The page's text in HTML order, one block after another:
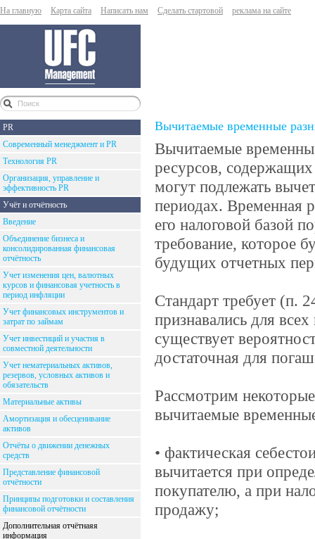
На главную Карта сайта Написать нам Сделать стартовой реклама на сайте
PR
Современный менеджмент и PR
Технология PR
Организация, управление и
эффективность PR
Учёт и отчётность
Введение
Объединение бизнеса и
консолидированная финансовая
отчётность
Учет изменения цен, валютных
курсов и финансовая учетность в
период инфляции
Учет финансовых инструментов и
затрат по займам
Учет инвестиций и участия в
совместной деятельности
Учет нематериальных активов,
резервов, условных активов и
обязательств
Материальные активы
Амортизация и обесценивание
активов
Отчёты о движении денежных
средств
Представление финансовой
отчётности
Принципы подготовки и составления
финансовой отчётности
Дополнительная отчётнаяя
информация
Вычитаемые временные
Вычитаемые
ресурсов,
могут подлежать
периодах. Временная
его налоговой базой
требование, которое
будущих отчетных
Стандарт требует (п.
признавались для
существует
достаточная для
Рассмотрим
вычитаемые
• фактическая
вычитается при
покупателю, а при
продажу;